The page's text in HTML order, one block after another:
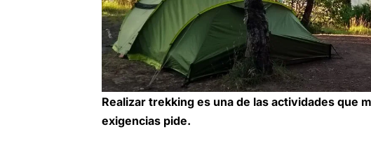
Realizar trekking es una de las actividades que
exigencias pide.